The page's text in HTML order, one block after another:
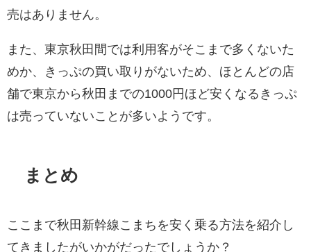
売はありません。
また、東京秋田間では利用客がそこまで多くないた
めか、きっぷの買い取りがないため、ほとんどの店
舗で東京から秋田までの1000円ほど安くなるきっぷ
は売っていないことが多いようです。
まとめ
ここまで秋田新幹線こまちを安く乗る方法を紹介し
てきましたがいかがだったでしょうか？